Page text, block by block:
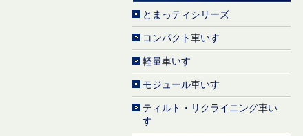
とまっティシリーズ
コンパクト車いす
軽量車いす
モジュール車いす
ティルト・リクライニング車い
す